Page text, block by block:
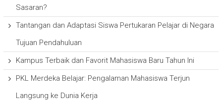
Sasaran?
Tantangan dan Adaptasi Siswa Pertukaran Pelajar di Negara
Tujuan Pendahuluan
Kampus Terbaik dan Favorit Mahasiswa Baru Tahun Ini
PKL Merdeka Belajar: Pengalaman Mahasiswa Terjun
Langsung ke Dunia Kerja